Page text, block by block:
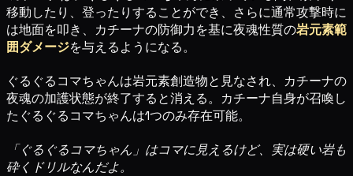
移動したり、登ったりすることができ、さらに通常攻撃時に
は地面を叩き、カチーナの防御力を基に夜魂性質の岩元素範
囲ダメージを与えるようになる。
ぐるぐるコマちゃんは岩元素創造物と見なされ、カチーナの
夜魂の加護状態が終了すると消える。カチーナ自身が召喚し
たぐるぐるコマちゃんは1つのみ存在可能。
「ぐるぐるコマちゃん」はコマに見えるけど、実は硬い岩も
砕くドリルなんだよ。